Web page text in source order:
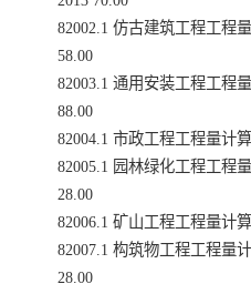
82002.1 仿古建筑工程工程
58.00
82003.1 通用安装工程工程
88.00
82004.1 市政工程工程量计
82005.1 园林绿化工程工程
28.00
82006.1 矿山工程工程量计
82007.1 构筑物工程工程量
28.00